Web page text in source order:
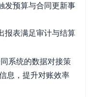
发预算与合同更新事
报表满足审计与结算
系统的数据对接策
息，提升对账效率